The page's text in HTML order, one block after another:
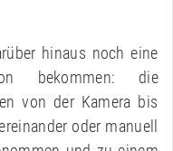
hinaus noch eine
bekommen: die
von der Kamera bis
oder manuell